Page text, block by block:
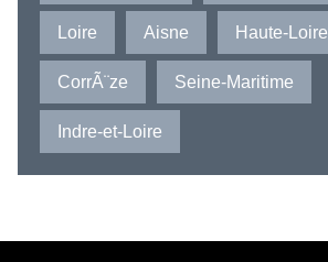
Loire Aisne Haute-Loire
CorrÃ¨ze Seine-Maritime
Indre-et-Loire